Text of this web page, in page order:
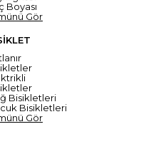
Boyası
Gör
Bisikletleri
Bisikletleri
Gör